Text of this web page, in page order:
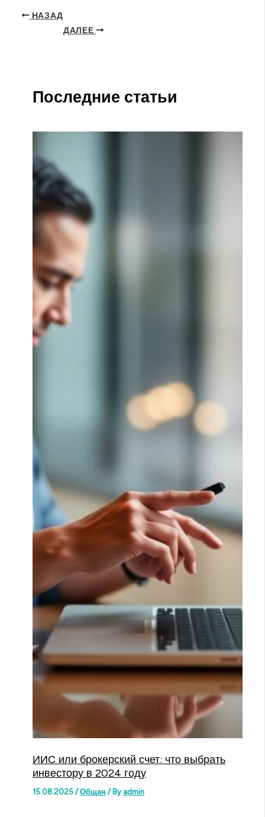
НАЗАД
ДАЛЕЕ
Последние статьи
ИИС или брокерский счет: что выбрать
инвестору в 2024 году
15.08.2025/Общая / By admin